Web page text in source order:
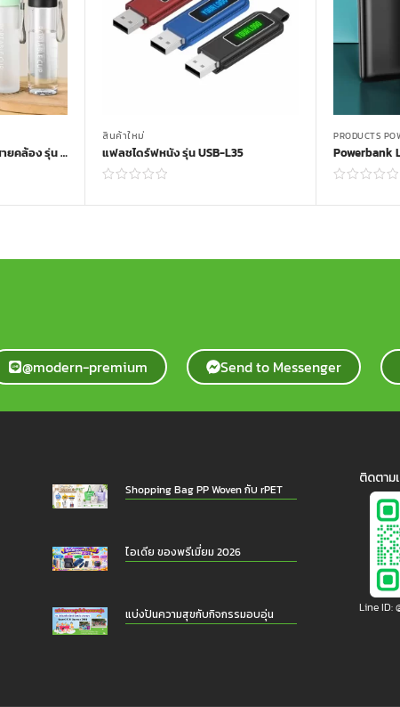
กระบอกน้ำพลาสติกพร้อมสายคล้อง รุ่น BOT-0190
สินค้าใหม่
แฟลชไดร์ฟหนัง รุ่น USB-L35
Read more
PRODUCTS
@modern-premium Send to Messenger
Shopping Bag PP Woven กับ rPET
ไอเดีย ของพรีเมี่ยม 2026
แบ่งปันความสุขกับกิจกรรมอบอุ่น
ติดตาม
Line ID: